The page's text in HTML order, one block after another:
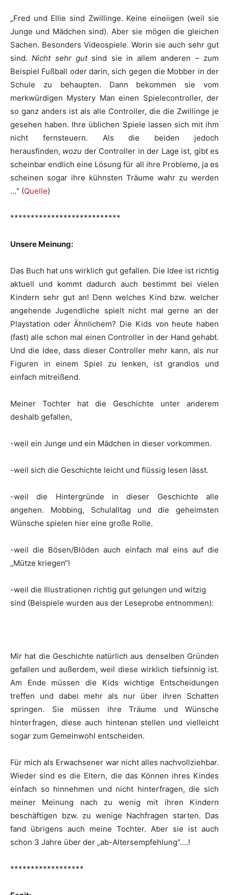
„Fred und Ellie sind Zwillinge. Keine eineiigen (weil sie
Junge und Mädchen sind). Aber sie mögen die gleichen
Sachen. Besonders Videospiele. Worin sie auch sehr gut
sind.Nicht sehr gutsind sie in allem anderen – zum
Beispiel Fußball oder darin, sich gegen die Mobber in der
Schule zu behaupten. Dann bekommen sie vom
merkwürdigen Mystery Man einen Spielecontroller, der
so ganz anders ist als alle Controller, die die Zwillinge je
gesehen haben. Ihre üblichen Spiele lassen sich mit ihm
nicht fernsteuern. Als die beiden jedoch
herausfinden, wozu der Controller in der Lage ist, gibt es
scheinbar endlich eine Lösung für all ihre Probleme, ja es
scheinen sogar ihre kühnsten Träume wahr zu werden
…“ (Quelle)
***************************
Unsere Meinung:
Das Buch hat uns wirklich gut gefallen. Die Idee ist richtig
aktuell und kommt dadurch auch bestimmt bei vielen
Kindern sehr gut an! Denn welches Kind bzw. welcher
angehende Jugendliche spielt nicht mal gerne an der
Playstation oder Ähnlichem? Die Kids von heute haben
(fast) alle schon mal einen Controller in der Hand gehabt.
Und die Idee, dass dieser Controller mehr kann, als nur
Figuren in einem Spiel zu lenken, ist grandios und
einfach mitreißend.
Meiner Tochter hat die Geschichte unter anderem
deshalb gefallen,
-weil ein Junge und ein Mädchen in dieser vorkommen.
-weil sich die Geschichte leicht und flüssig lesen lässt.
-weil die Hintergründe in dieser Geschichte alle
angehen. Mobbing, Schulalltag und die geheimsten
Wünsche spielen hier eine große Rolle.
-weil die Bösen/Blöden auch einfach mal eins auf die
„Mütze kriegen“!
-weil die Illustrationen richtig gut gelungen und witzig
sind (Beispiele wurden aus der Leseprobe entnommen):
Mir hat die Geschichte natürlich aus denselben Gründen
gefallen und außerdem, weil diese wirklich tiefsinnig ist.
Am Ende müssen die Kids wichtige Entscheidungen
treffen und dabei mehr als nur über ihren Schatten
springen. Sie müssen ihre Träume und Wünsche
hinterfragen, diese auch hintenan stellen und vielleicht
sogar zum Gemeinwohl entscheiden.
Für mich als Erwachsener war nicht alles nachvollziehbar.
Wieder sind es die Eltern, die das Können ihres Kindes
einfach so hinnehmen und nicht hinterfragen, die sich
meiner Meinung nach zu wenig mit ihren Kindern
beschäftigen bzw. zu wenige Nachfragen starten. Das
fand übrigens auch meine Tochter. Aber sie ist auch
schon 3 Jahre über der „ab-Altersempfehlung“….!
******************